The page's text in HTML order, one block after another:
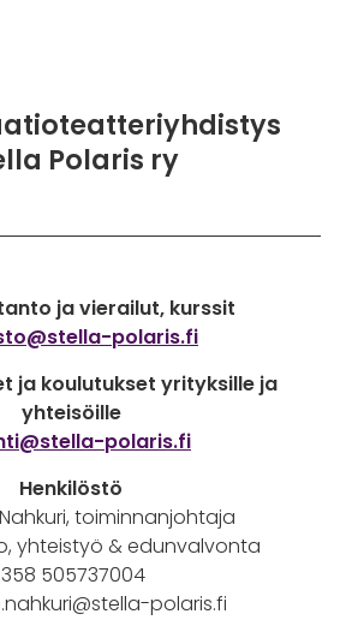
Polaris ry
ja vierailut, kurssit
polaris.fi
ja koulutukset yrityksille ja
yhteisöille
polaris.fi
Henkilöstö
toiminnanjohtaja
yhteistyö & edunvalvonta
505737004
polaris.fi